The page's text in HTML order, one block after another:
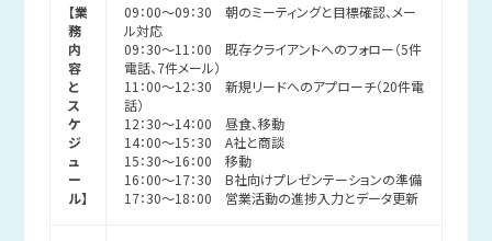
【業
務
内
容
と
ス
ケ
ジ
ュ
ー
ル】
09：00～09：30 朝のミーティングと目標確認、メー
ル対応
09：30～11：00 既存クライアントへのフォロー（5件
電話、7件メール）
11：00～12：30 新規リードへのアプローチ（20件電
話）
12：30～14：00 昼食、移動
14：00～15：30 A社と商談
15：30～16：00 移動
16：00～17：30 B社向けプレゼンテーションの準備
17：30～18：00 営業活動の進捗入力とデータ更新